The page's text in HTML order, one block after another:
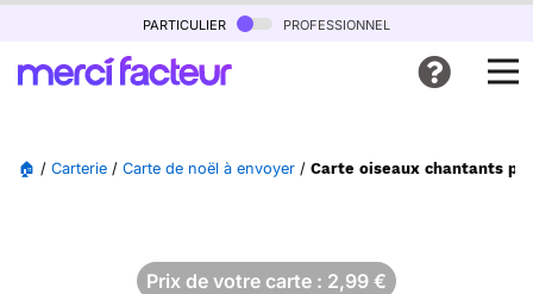
particulier professionnel
🏠 / Carterie / Carte de noël à envoyer / Carte oiseaux chantants
Prix de votre carte : 2,99 €